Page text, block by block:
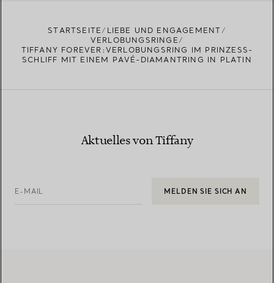
STARTSEITE
LIEBE UND ENGAGEMENT
VERLOBUNGSRINGE
TIFFANY FOREVER:VERLOBUNGSRING IM PRINZESS-
SCHLIFF MIT EINEM PAVÉ-DIAMANTRING IN PLATIN
Aktuelles von Tiffany
E-MAIL MELDEN SIE SICH AN